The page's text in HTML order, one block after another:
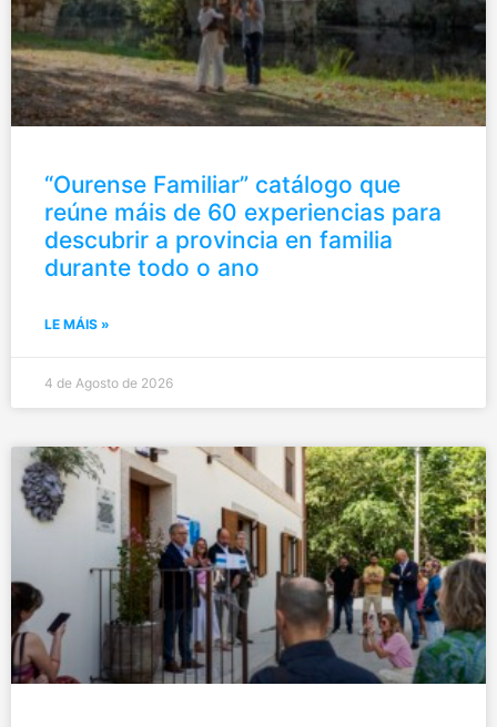
“Ourense Familiar” catálogo que
reúne máis de 60 experiencias para
descubrir a provincia en familia
durante todo o ano
LE MÁIS »
4 de Agosto de 2026